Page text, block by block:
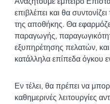
επιβλέπει και θα
της αποθήκης. Θα
παραγωγής,
εξυπηρέτησης πελατών, και
κατάλληλα επίπεδα όγκου
Εν τέλει, θα πρέπει να
καθημερινές λειτουργίες